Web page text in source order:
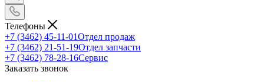
Телефоны
+7 (3462) 45-11-01Отдел продаж
+7 (3462) 21-51-19Отдел запчасти
+7 (3462) 78-28-16Сервис
Заказать звонок